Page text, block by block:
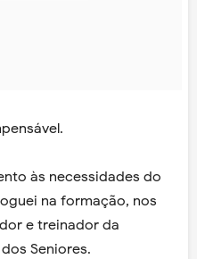
às necessidades do
na formação, nos
e treinador da
Seniores.